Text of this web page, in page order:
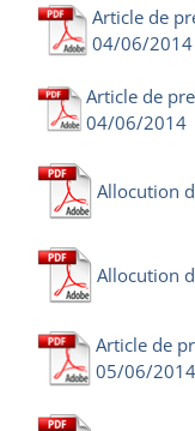
Article de
04/06/2014
Article de
04/06/2014
Allocution
Allocution
Article de
05/06/2014